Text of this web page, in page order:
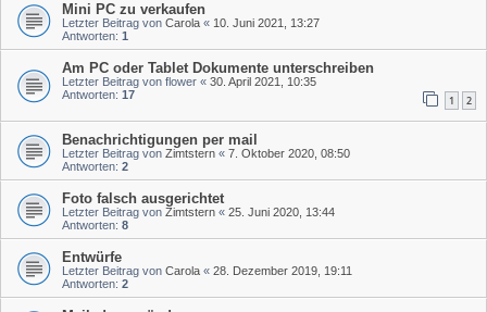
Mini PC zu verkaufen
Letzter Beitrag von Carola « 10. Juni 2021, 13:27
Antworten: 1
Am PC oder Tablet Dokumente unterschreiben
Letzter Beitrag von flower « 30. April 2021, 10:35
Antworten: 17 1 2
Benachrichtigungen per mail
Letzter Beitrag von Zimtstern « 7. Oktober 2020, 08:50
Antworten: 2
Foto falsch ausgerichtet
Letzter Beitrag von Zimtstern « 25. Juni 2020, 13:44
Antworten: 8
Entwürfe
Letzter Beitrag von Carola « 28. Dezember 2019, 19:11
Antworten: 2